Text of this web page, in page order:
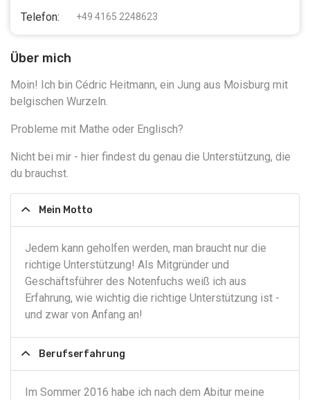
Telefon: +49 4165 2248623
Über mich
Moin! Ich bin Cédric Heitmann, ein Jung aus Moisburg mit
belgischen Wurzeln.
Probleme mit Mathe oder Englisch?
Nicht bei mir - hier findest du genau die Unterstützung, die
du brauchst.
Mein Motto
Jedem kann geholfen werden, man braucht nur die
richtige Unterstützung! Als Mitgründer und
Geschäftsführer des Notenfuchs weiß ich aus
Erfahrung, wie wichtig die richtige Unterstützung ist -
und zwar von Anfang an!
Berufserfahrung
Im Sommer 2016 habe ich nach dem Abitur meine